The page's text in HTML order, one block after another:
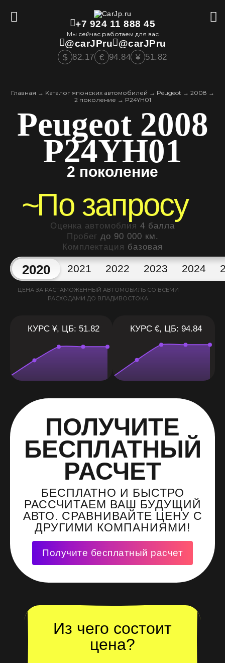
+7 924 11 888 45
Мы сейчас работаем для вас
@carJPru @carJPru
$ 82.17 € 94.84 ¥ 51.82
Главная → Kаталог японских автомобилей → Peugeot → 2008 →
2 поколение → P24YH01
Peugeot 2008
P24YH01
2 поколение
~По запросу
Оценка автомоблия 4 балла
Пробег до 90 000 км.
Комплектация базовая
2020 2021 2022 2023 2024
ЦЕНА ЗА РАСТАМОЖЕННЫЙ АВТОМОБИЛЬ СО ВСЕМИ
РАСХОДАМИ ДО ВЛАДИВОСТОКА
КУРС ¥, ЦБ: 51.82 КУРС €, ЦБ: 94.84
ПОЛУЧИТЕ
БЕСПЛАТНЫЙ
РАСЧЕТ
БЕСПЛАТНО И БЫСТРО
РАССЧИТАЕМ ВАШ БУДУЩИЙ
АВТО. СРАВНИВАЙТЕ ЦЕНУ С
ДРУГИМИ КОМПАНИЯМИ!
Получите бесплатный расчет
Из чего состоит
цена?